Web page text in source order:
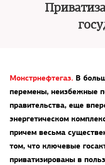
Монстрнефтегаз. В
перемены, неизбежные
правительства, еще
энергетическом
причем весьма
том, что ключевые
приватизированы в